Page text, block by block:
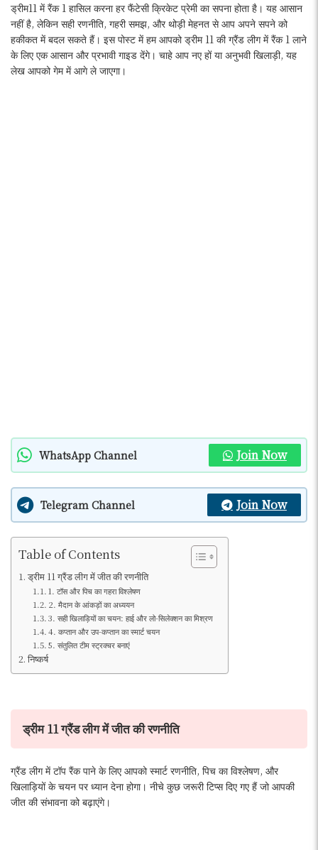
ड्रीम11 में रैंक 1 हासिल करना हर फैंटेसी क्रिकेट प्रेमी का सपना होता है। यह आसान
नहीं है, लेकिन सही रणनीति, गहरी समझ, और थोड़ी मेहनत से आप अपने सपने को
हकीकत में बदल सकते हैं। इस पोस्ट में हम आपको ड्रीम 11 की ग्रैंड लीग में रैंक 1 लाने
के लिए एक आसान और प्रभावी गाइड देंगे। चाहे आप नए हों या अनुभवी खिलाड़ी, यह
लेख आपको गेम में आगे ले जाएगा।
WhatsApp Channel Join Now
Telegram Channel Join Now
Table of Contents
ड्रीम 11 ग्रैंड लीग में जीत की रणनीति
1. टॉस और पिच का गहरा विश्लेषण
2. मैदान के आंकड़ों का अध्ययन
3. सही खिलाड़ियों का चयन: हाई और लो-सिलेक्शन का मिश्रण
4. कप्तान और उप-कप्तान का स्मार्ट चयन
5. संतुलित टीम स्ट्रक्चर बनाएं
निष्कर्ष
ड्रीम 11 ग्रैंड लीग में जीत की रणनीति
ग्रैंड लीग में टॉप रैंक पाने के लिए आपको स्मार्ट रणनीति, पिच का विश्लेषण, और
खिलाड़ियों के चयन पर ध्यान देना होगा। नीचे कुछ जरूरी टिप्स दिए गए हैं जो आपकी
जीत की संभावना को बढ़ाएंगे।